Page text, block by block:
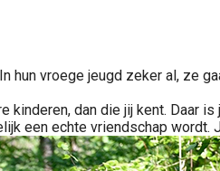
hun vroege jeugd zeker al, ze
kinderen, dan die jij kent.
een echte vriendschap